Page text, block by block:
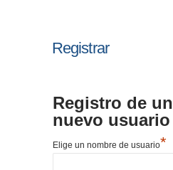
Registrar
Registro de un
nuevo usuario
Elige un nombre de usuario*